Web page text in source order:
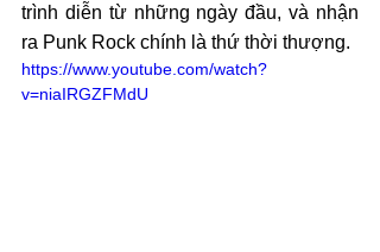
trình diễn từ những ngày đầu, và nhận
ra Punk Rock chính là thứ thời thượng.
https://www.youtube.com/watch?
v=niaIRGZFMdU